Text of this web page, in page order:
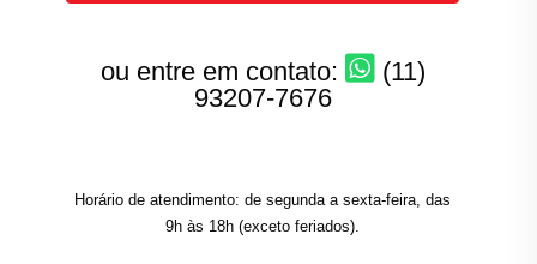
ou entre em contato:
(11)
93207-7676
Horário de atendimento: de segunda a sexta-feira, das
9h às 18h (exceto feriados).